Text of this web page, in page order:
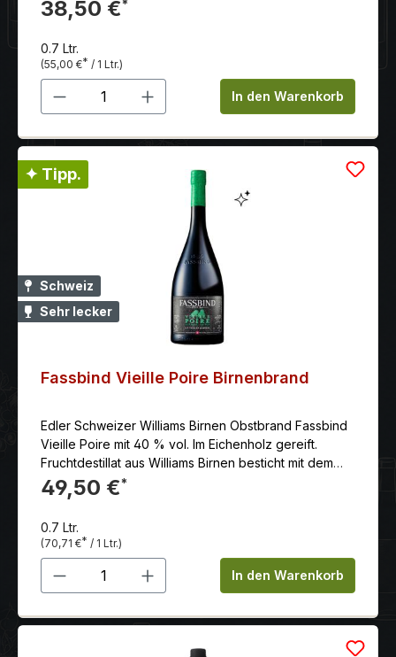
38,50 €*
0.7 Ltr.
(55,00 €* / 1 Ltr.)
Produkt Anzahl: Gib denIn den Warenkorb
✦ Tipp.
Schweiz
Sehr lecker
Fassbind Vieille Poire Birnenbrand
Edler Schweizer Williams Birnen Obstbrand Fassbind
Vieille Poire mit 40 % vol. Im Eichenholz gereift.
Fruchtdestillat aus Williams Birnen besticht mit dem
unverwechselbaren Aroma dieser Frucht.
49,50 €*
0.7 Ltr.
(70,71 €* / 1 Ltr.)
Produkt Anzahl: Gib denIn den Warenkorb